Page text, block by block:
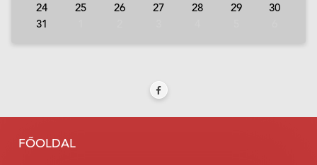
24
25 26 27 28 29
30
31
FŐOLDAL